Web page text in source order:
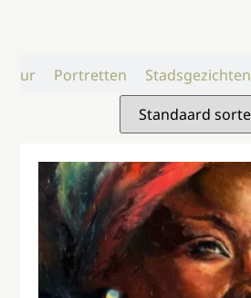
Portretten Stadsgezichten